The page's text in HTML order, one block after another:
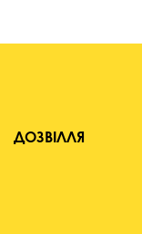
ДОЗВІЛЛЯ